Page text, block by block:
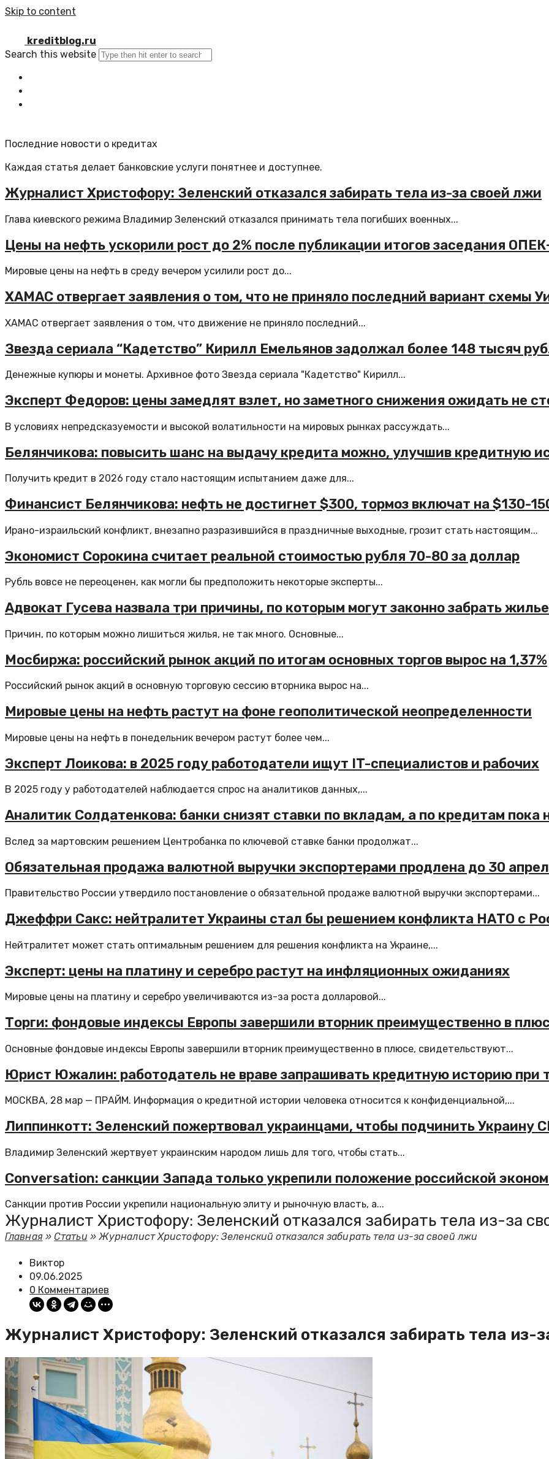
Skip to content
kreditblog.ru
Search this website
Последние новости о кредитах
Каждая статья делает банковские услуги понятнее и доступнее.
Журналист Христофору: Зеленский отказался забирать тела из-за своей лжи
Глава киевского режима Владимир Зеленский отказался принимать тела погибших военных...
Цены на нефть ускорили рост до 2% после публикации итогов заседания
Мировые цены на нефть в среду вечером усилили рост до...
ХАМАС отвергает заявления о том, что не приняло последний вариант схемы
ХАМАС отвергает заявления о том, что движение не приняло последний...
Звезда сериала “Кадетство” Кирилл Емельянов задолжал более 148 тысяч
Денежные купюры и монеты. Архивное фото Звезда сериала "Кадетство" Кирилл...
Эксперт Федоров: цены замедлят взлет, но заметного снижения ожидать не
В условиях непредсказуемости и высокой волатильности на мировых рынках рассуждать...
Белянчикова: повысить шанс на выдачу кредита можно, улучшив кредитную
Получить кредит в 2026 году стало настоящим испытанием даже для...
Финансист Белянчикова: нефть не достигнет $300, тормоз включат на $130-
Ирано-израильский конфликт, внезапно разразившийся в праздничные выходные, грозит стать настоящим...
Экономист Сорокина считает реальной стоимостью рубля 70-80 за доллар
Рубль вовсе не переоценен, как могли бы предположить некоторые эксперты...
Адвокат Гусева назвала три причины, по которым могут законно забрать жилье
Причин, по которым можно лишиться жилья, не так много. Основные...
Мосбиржа: российский рынок акций по итогам основных торгов вырос на 1,37%
Российский рынок акций в основную торговую сессию вторника вырос на...
Мировые цены на нефть растут на фоне геополитической неопределенности
Мировые цены на нефть в понедельник вечером растут более чем...
Эксперт Лоикова: в 2025 году работодатели ищут IT-специалистов и рабочих
В 2025 году у работодателей наблюдается спрос на аналитиков данных,...
Аналитик Солдатенкова: банки снизят ставки по вкладам, а по кредитам пока
Вслед за мартовским решением Центробанка по ключевой ставке банки продолжат...
Обязательная продажа валютной выручки экспортерами продлена до 30
Правительство России утвердило постановление о обязательной продаже валютной выручки экспортерами...
Джеффри Сакс: нейтралитет Украины стал бы решением конфликта НАТО с
Нейтралитет может стать оптимальным решением для решения конфликта на Украине,...
Эксперт: цены на платину и серебро растут на инфляционных ожиданиях
Мировые цены на платину и серебро увеличиваются из-за роста долларовой...
Торги: фондовые индексы Европы завершили вторник преимущественно в
Основные фондовые индексы Европы завершили вторник преимущественно в плюсе, свидетельствуют...
Юрист Южалин: работодатель не враве запрашивать кредитную историю при
МОСКВА, 28 мар — ПРАЙМ. Информация о кредитной истории человека относится к конфиденциальной,...
Липпинкотт: Зеленский пожертвовал украинцами, чтобы подчинить Украину
Владимир Зеленский жертвует украинским народом лишь для того, чтобы стать...
Conversation: санкции Запада только укрепили положение российской
Санкции против России укрепили национальную элиту и рыночную власть, а...
Журналист Христофору: Зеленский отказался забирать тела из-за
Главная»Статьи » Журналист Христофору: Зеленский отказался забирать тела из-за своей лжи
Виктор
09.06.2025
0 Комментариев
Журналист Христофору: Зеленский отказался забирать тела из-